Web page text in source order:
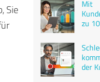
Sie
Mit
zu
der